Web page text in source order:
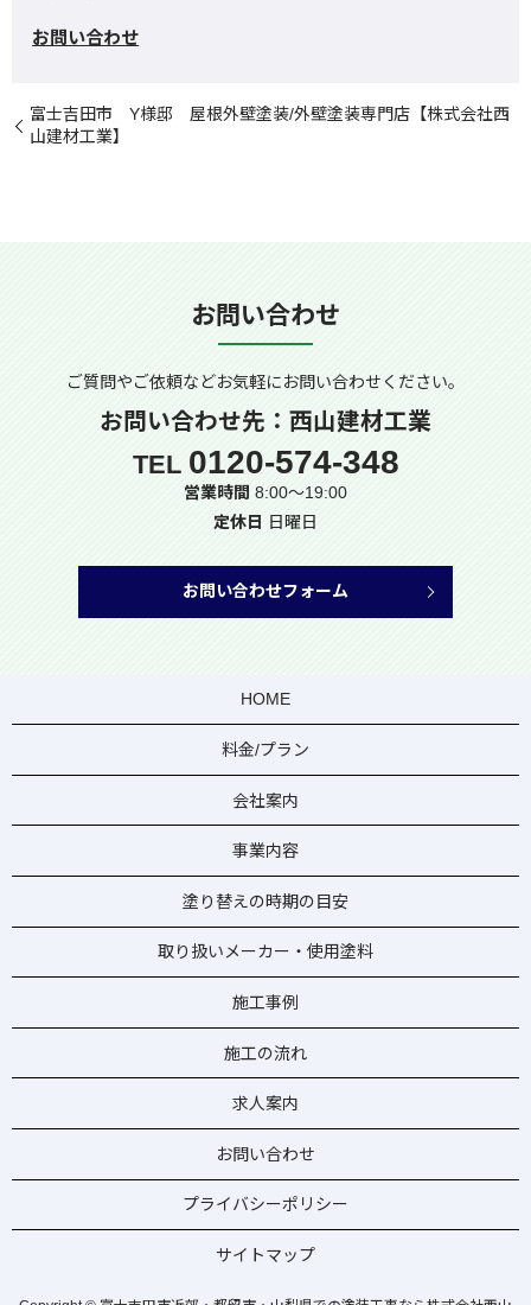
お問い合わせ
富士吉田市 Y様邸 屋根外壁塗装/外壁塗装専門店【株式会社西
山建材工業】
お問い合わせ
ご質問やご依頼などお気軽にお問い合わせください。
お問い合わせ先：西山建材工業
TEL 0120-574-348
営業時間 8:00～19:00
定休日
日曜日
お問い合わせフォーム
HOME
料金/プラン
会社案内
事業内容
塗り替えの時期の目安
取り扱いメーカー・使用塗料
施工事例
施工の流れ
求人案内
お問い合わせ
プライバシーポリシー
サイトマップ